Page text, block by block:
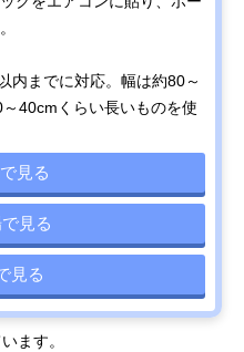
内までに対応。幅は約80～
40cmくらい長いものを使
見る
見る
見る
ます。